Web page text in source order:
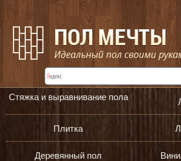
Стяжка и выравнивание пола
Плитка
Деревянный пол